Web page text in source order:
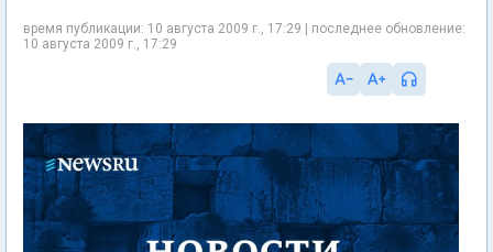
время публикации: 10 августа 2009 г., 17:29 | последнее обновление:
10 августа 2009 г., 17:29